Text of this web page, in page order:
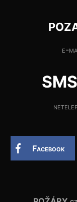
e-
Facebook